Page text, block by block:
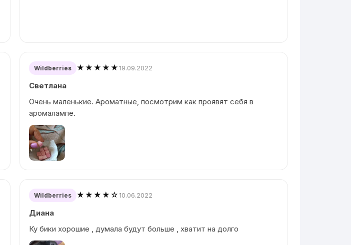
Wildberries ★★★★★19.09.2022
Светлана
Очень маленькие. Ароматные, посмотрим как проявят себя в
аромалампе.
Wildberries ★★★★☆10.06.2022
Диана
Ку бики хорошие , думала будут больше , хватит на долго